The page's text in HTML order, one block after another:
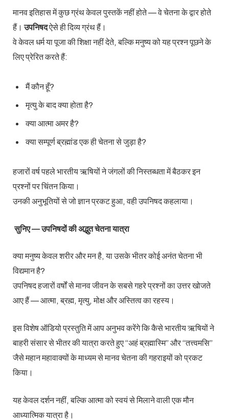
मानव इतिहास में कुछ ग्रंथ केवल पुस्तकें नहीं होते — वे चेतना के द्वार होते
हैं।उपनिषदऐसे ही दिव्य ग्रंथ हैं।
वे केवल धर्म या पूजा की शिक्षा नहीं देते, बल्कि मनुष्य को यह प्रश्न पूछने के
लिए प्रेरित करते हैं:
मैं कौन हूँ?
मृत्यु के बाद क्या होता है?
क्या आत्मा अमर है?
क्या सम्पूर्ण ब्रह्मांड एक ही चेतना से जुड़ा है?
हजारों वर्ष पहले भारतीय ऋषियों ने जंगलों की निस्तब्धता में बैठकर इन
प्रश्नों पर चिंतन किया।
उनकी अनुभूतियों से जो ज्ञान प्रकट हुआ, वही उपनिषद कहलाया।
सुनिए — उपनिषदों की अद्भुत चेतना यात्रा
क्या मनुष्य केवल शरीर और मन है, या उसके भीतर कोई अनंत चेतना भी
विद्यमान है?
उपनिषद हजारों वर्षों से मानव जीवन के सबसे गहरे प्रश्नों का उत्तर खोजते
आए हैं — आत्मा, ब्रह्म, मृत्यु, मोक्ष और अस्तित्व का रहस्य।
इस विशेष ऑडियो प्रस्तुति में आप अनुभव करेंगे कि कैसे भारतीय ऋषियों ने
बाहरी संसार से भीतर की यात्रा करते हुए “अहं ब्रह्मास्मि” और “तत्त्वमसि”
जैसे महान महावाक्यों के माध्यम से मानव चेतना की गहराइयों को प्रकट
किया।
यह केवल दर्शन नहीं, बल्कि आत्मा को स्वयं से मिलाने वाली एक मौन
आध्यात्मिक यात्रा है।